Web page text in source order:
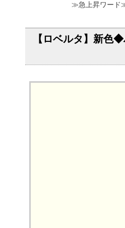
≫急上昇ワー
【ロベルタ】新色